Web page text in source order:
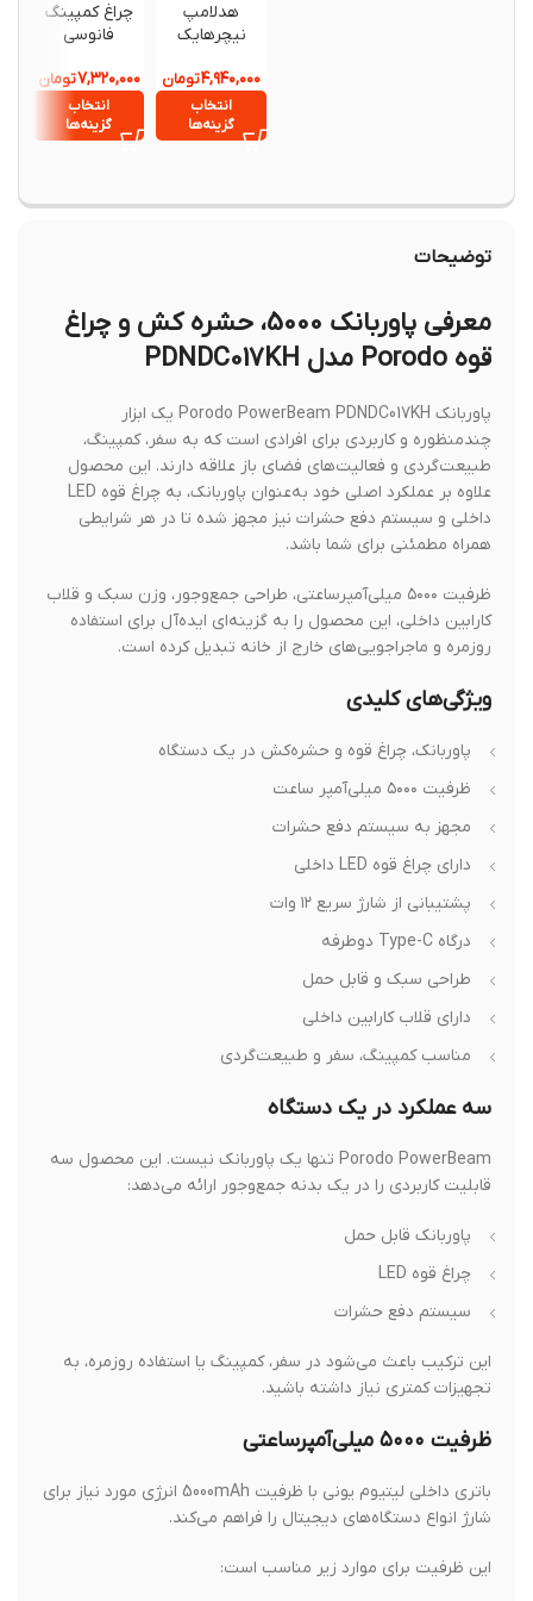
هدلامپ
نیچرهایک
۴,۹۴۰,۰۰۰تومان
انتخاب
گزینه‌ها
چراغ کمپینگ
فانوسی
NH21ZM010
۷,۳۲۰,۰۰۰تومان
انتخاب
گزینه‌ها
چراغ
توضیحات
معرفی پاوربانک 5000، حشره کش و چراغ
قوه Porodo مدل PDNDC017KH
پاوربانک Porodo PowerBeam PDNDC017KH یک ابزار
چندمنظوره و کاربردی برای افرادی است که به سفر، کمپینگ،
طبیعت‌گردی و فعالیت‌های فضای باز علاقه دارند. این محصول
علاوه بر عملکرد اصلی خود به‌عنوان پاوربانک، به چراغ قوه LED
داخلی و سیستم دفع حشرات نیز مجهز شده تا در هر شرایطی
همراه مطمئنی برای شما باشد.
ظرفیت ۵۰۰۰ میلی‌آمپرساعتی، طراحی جمع‌وجور، وزن سبک و قلاب
کارابین داخلی، این محصول را به گزینه‌ای ایده‌آل برای استفاده
روزمره و ماجراجویی‌های خارج از خانه تبدیل کرده است.
ویژگی‌های کلیدی
پاوربانک، چراغ قوه و حشره‌کش در یک دستگاه
ظرفیت ۵۰۰۰ میلی‌آمپر ساعت
مجهز به سیستم دفع حشرات
دارای چراغ قوه LED داخلی
پشتیبانی از شارژ سریع ۱۲ وات
درگاه Type-C دوطرفه
طراحی سبک و قابل حمل
دارای قلاب کارابین داخلی
مناسب کمپینگ، سفر و طبیعت‌گردی
سه عملکرد در یک دستگاه
Porodo PowerBeam تنها یک پاوربانک نیست. این محصول سه
قابلیت کاربردی را در یک بدنه جمع‌وجور ارائه می‌دهد:
پاوربانک قابل حمل
چراغ قوه LED
سیستم دفع حشرات
این ترکیب باعث می‌شود در سفر، کمپینگ یا استفاده روزمره، به
تجهیزات کمتری نیاز داشته باشید.
ظرفیت ۵۰۰۰ میلی‌آمپرساعتی
باتری داخلی لیتیوم یونی با ظرفیت 5000mAh انرژی مورد نیاز برای
شارژ انواع دستگاه‌های دیجیتال را فراهم می‌کند.
این ظرفیت برای موارد زیر مناسب است: